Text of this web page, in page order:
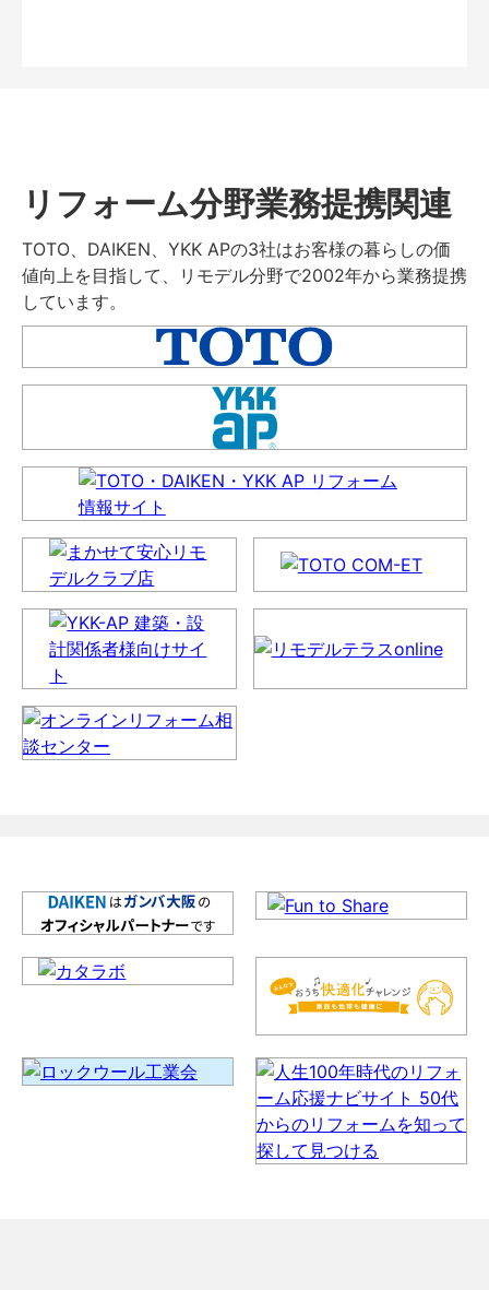
リフォーム分野業務提携関連
TOTO、DAIKEN、YKK APの3社はお客様の暮らしの価
値向上を目指して、リモデル分野で2002年から業務提携
しています。